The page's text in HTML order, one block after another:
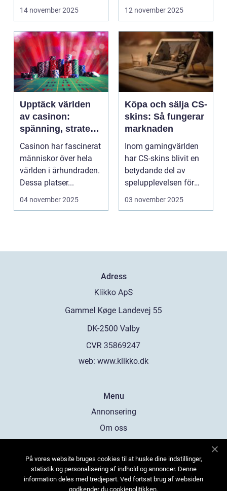
längre...
14 november 2025
banor och fasta m...
12 november 2025
Upptäck världen
av casinon:
spänning, strategi
och tur
Casinon har fascinerat
människor över hela
världen i århundraden.
Dessa platser...
04 november 2025
Köpa och sälja CS-
skins: Så fungerar
marknaden
Inom gamingvärlden
har CS-skins blivit en
betydande del av
spelupplevelsen för
många...
03 november 2025
Adress
web: www.klikko.dk
Menu
Annonsering
Om oss
Kontakta oss
Sitemap
På vores website bruges cookies til at huske dine indstillinger,
statistik og personalisering af indhold og annoncer. Denne
information deles med tredjepart. Ved fortsat brug af websiden
godkender du cookiepolitikken.